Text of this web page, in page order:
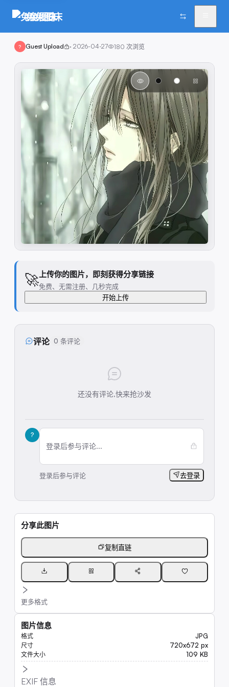
兔兔图床
? Guest Upload · 2026-04-27 180 次浏览
🚀 上传你的图片，即刻获得分享链接
免费、无需注册、几秒完成
开始上传
评论 0 条评论
还没有评论,快来抢沙发
?
登录后参与评论...
登录后参与评论 去登录
分享此图片
复制直链
更多格式
图片信息
格式 JPG
尺寸 720x672 px
文件大小 109 KB
EXIF 信息